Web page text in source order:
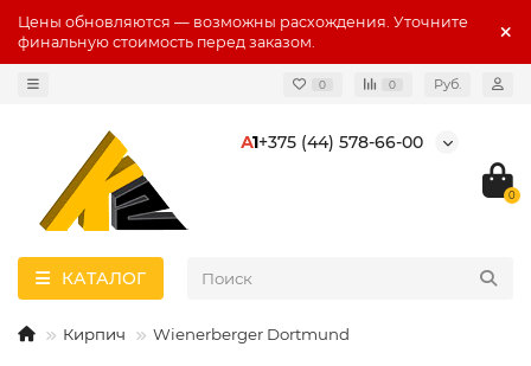
Цены обновляются — возможны расхождения. Уточните
финальную стоимость перед заказом.
0 0 Руб.
А1+375 (44) 578-66-00
0
КАТАЛОГ
Кирпич Wienerberger Dortmund